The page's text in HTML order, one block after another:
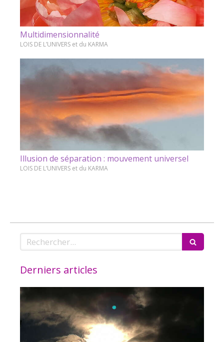
Multidimensionnalité
LOIS DE L’UNIVERS et du KARMA
Illusion de séparation : mouvement universel
LOIS DE L’UNIVERS et du KARMA
Rechercher
Derniers articles